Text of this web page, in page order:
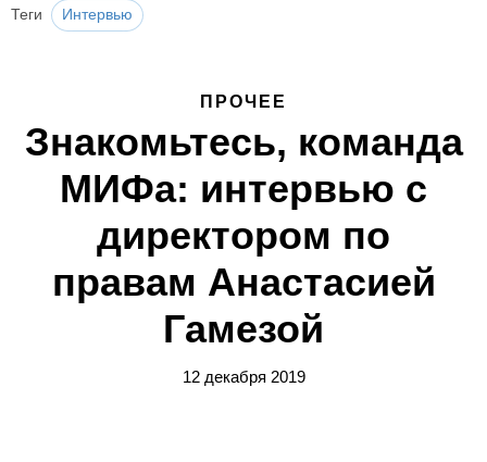
Теги Интервью
ПРОЧЕЕ
Знакомьтесь, команда
МИФа: интервью с
директором по
правам Анастасией
Гамезой
12 декабря 2019